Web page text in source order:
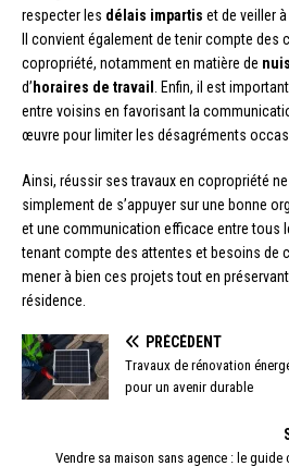
respecter les délais impartis et de veiller
Il convient également de tenir compte des
copropriété, notamment en matière de
d’ horaires de travail . Enfin, il est
entre voisins en favorisant la
œuvre pour limiter les désagréments
Ainsi, réussir ses travaux en copropriété
simplement de s’appuyer sur une bonne
et une communication efficace entre tous
tenant compte des attentes et besoins de
mener à bien ces projets tout en
résidence.
PRÉCÉDENT
Travaux de rénovation
pour un avenir durable
Vendre sa maison sans agence : le